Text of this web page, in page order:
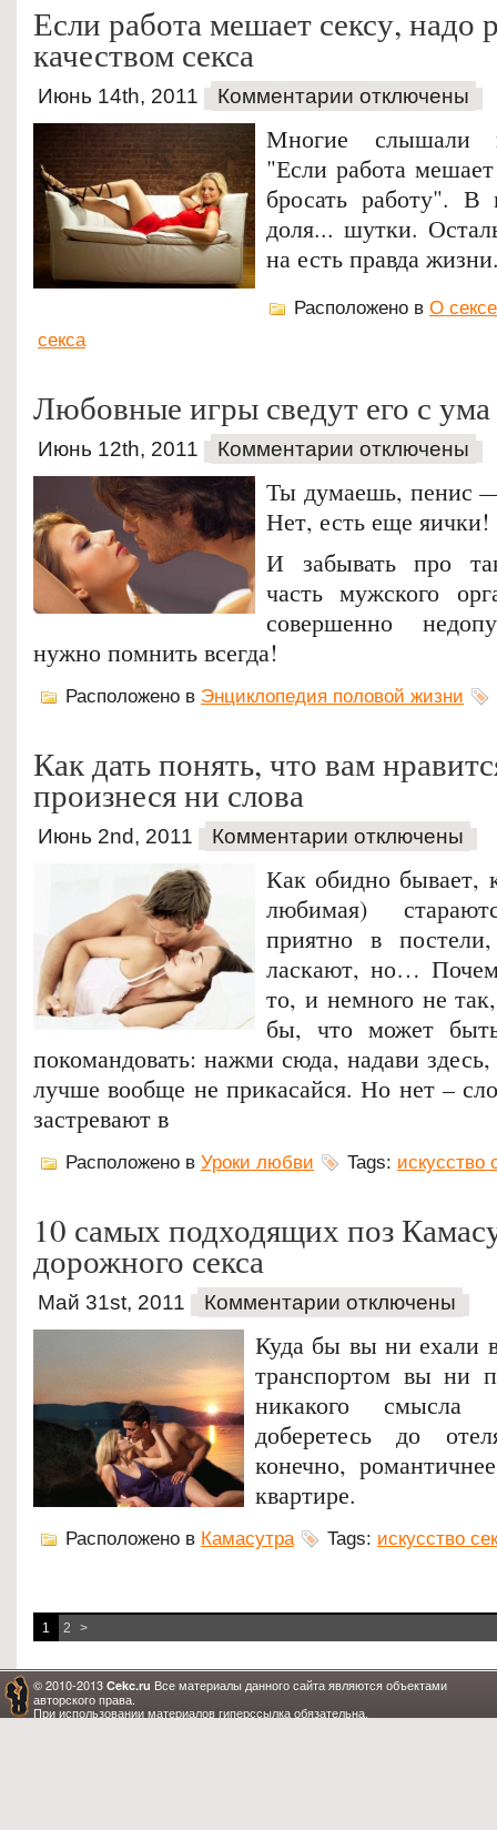
Если работа мешает сексу, надо
качеством секса
Июнь 14th, 2011 Комментарии отключены
Многие слышали
"Если работа
бросать работу".
доля... шутки.
на есть правда
Расположено в О сексе
секса
Любовные игры сведут его с ума
Июнь 12th, 2011 Комментарии отключены
Ты думаешь, пенис
Нет, есть еще яички!
И забывать про
часть мужского
совершенно
нужно помнить всегда!
Расположено в Энциклопедия половой жизни
Как дать понять, что вам
произнеся ни слова
Июнь 2nd, 2011 Комментарии отключены
Как обидно бывает,
любимая)
приятно в
ласкают, но…
то, и немного не
бы, что может
покомандовать: нажми сюда, надави
лучше вообще не прикасайся. Но нет –
застревают в
Расположено в Уроки любви Tags: искусство
10 самых подходящих поз
дорожного секса
Май 31st, 2011 Комментарии отключены
Куда бы вы ни ехали
транспортом вы ни
никакого
доберетесь до
конечно,
квартире.
Расположено в Камасутра Tags: искусство
1 2 >
© 2010-2013 Cekc.ru Все материалы данного сайта являются объектами
авторского права.
При использовании материалов гиперссылка обязательна.